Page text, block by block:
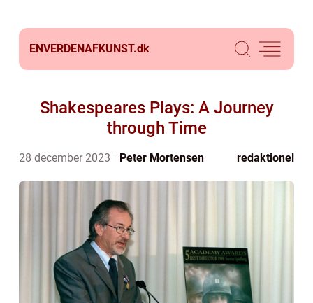
ENVERDENAFKUNST.dk
Shakespeares Plays: A Journey
through Time
28 december 2023 Peter Mortensen redaktionel